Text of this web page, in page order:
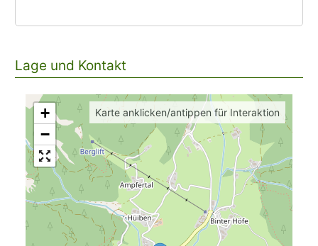
Lage und Kontakt
+
−
Karte anklicken/antippen für Interaktion